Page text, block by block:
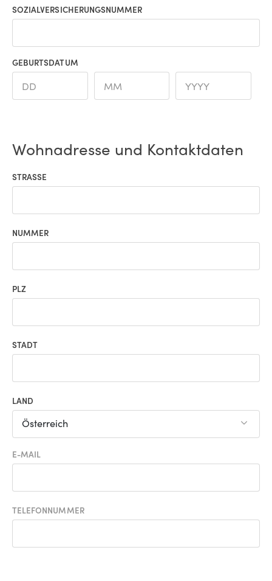
SOZIALVERSICHERUNGSNUMMER
GEBURTSDATUM
Wohnadresse und Kontaktdaten
STRASSE
NUMMER
PLZ
STADT
LAND
Österreich
E-MAIL
TELEFONNUMMER